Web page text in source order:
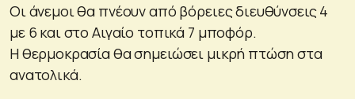
Οι άνεμοι θα πνέουν από βόρειες διευθύνσεις 4
με 6 και στο Αιγαίο τοπικά 7 μποφόρ.
Η θερμοκρασία θα σημειώσει μικρή πτώση στα
ανατολικά.